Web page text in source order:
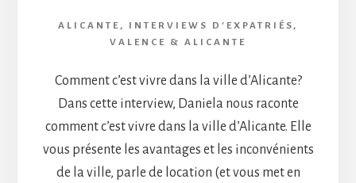
ALICANTE , INTERVIEWS D'EXPATRIÉS ,
VALENCE & ALICANTE
Comment c’est vivre dans la ville d’Alicante?
Dans cette interview, Daniela nous raconte
comment c’est vivre dans la ville d’Alicante. Elle
vous présente les avantages et les inconvénients
de la ville, parle de location (et vous met en